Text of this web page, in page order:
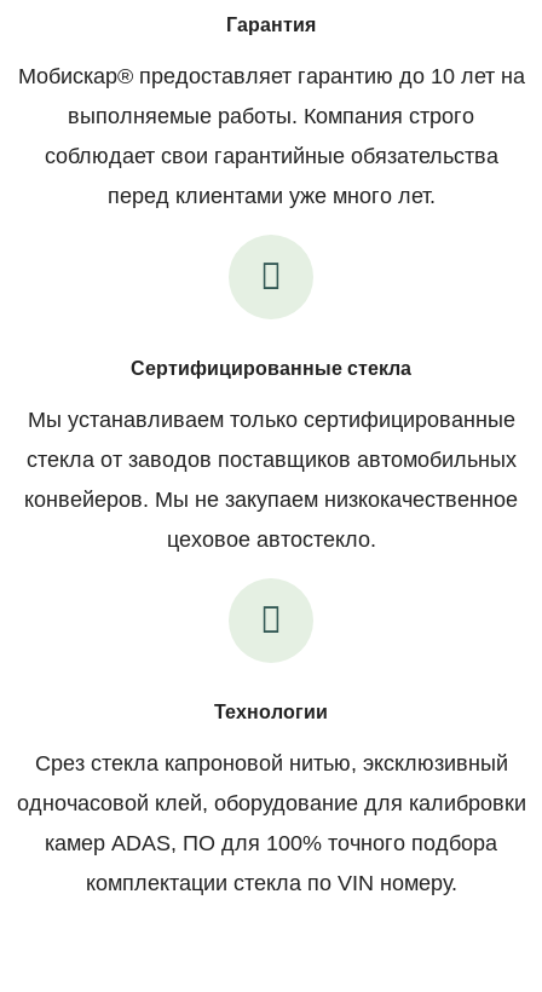
Гарантия
Мобискар® предоставляет гарантию до 10 лет на
выполняемые работы. Компания строго
соблюдает свои гарантийные обязательства
перед клиентами уже много лет.
Сертифицированные стекла
Мы устанавливаем только сертифицированные
стекла от заводов поставщиков автомобильных
конвейеров. Мы не закупаем низкокачественное
цеховое автостекло.
Технологии
Срез стекла капроновой нитью, эксклюзивный
одночасовой клей, оборудование для калибровки
камер ADAS, ПО для 100% точного подбора
комплектации стекла по VIN номеру.